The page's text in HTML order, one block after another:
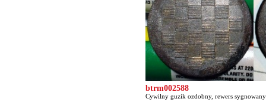
btrm002588
Cywilny guzik ozdobny, rewers